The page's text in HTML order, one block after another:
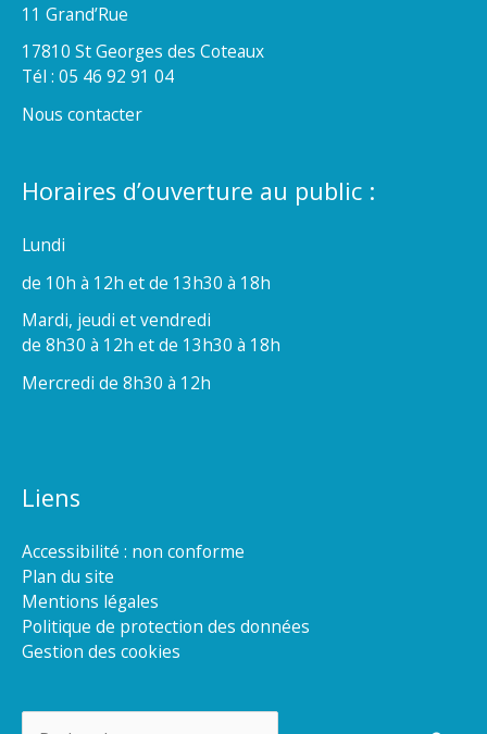
11 Grand’Rue
17810 St Georges des Coteaux
Tél : 05 46 92 91 04
Nous contacter
Horaires d’ouverture au public :
Lundi
de 10h à 12h et de 13h30 à 18h
Mardi, jeudi et vendredi
de 8h30 à 12h et de 13h30 à 18h
Mercredi de 8h30 à 12h
Liens
Accessibilité : non conforme
Plan du site
Mentions légales
Politique de protection des données
Gestion des cookies